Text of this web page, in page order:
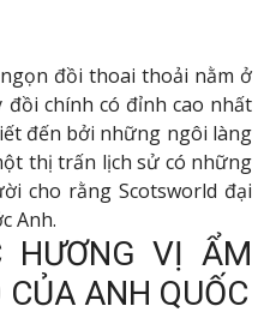
đồi thoai thoải nằm ở
chính có đỉnh cao nhất
đến bởi những ngôi làng
thị trấn lịch sử có những
cho rằng Scotsworld đại
Anh.
HƯƠNG VỊ ẨM
ANH QUỐC